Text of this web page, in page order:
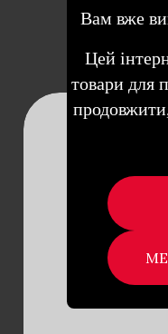
Вам вже
Цей
товари для
продовжити,